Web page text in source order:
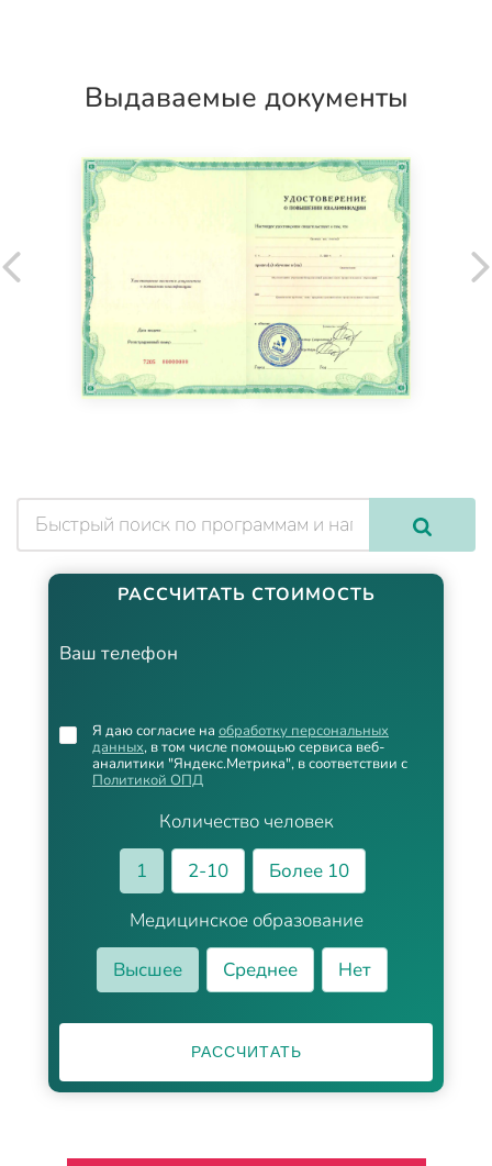
Выдаваемые документы
РАССЧИТАТЬ СТОИМОСТЬ
Ваш телефон
Количество человек
1
2-10
Более 10
Медицинское образование
Высшее
Среднее Нет
Я даю согласие на обработку персональных
данных, в том числе помощью сервиса веб-
аналитики "Яндекс.Метрика", в соответствии с
Политикой ОПД
РАССЧИТАТЬ